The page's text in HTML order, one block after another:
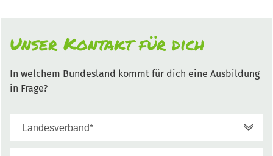
Unser Kontakt für dich
In welchem Bundesland kommt für dich eine Ausbildung
in Frage?